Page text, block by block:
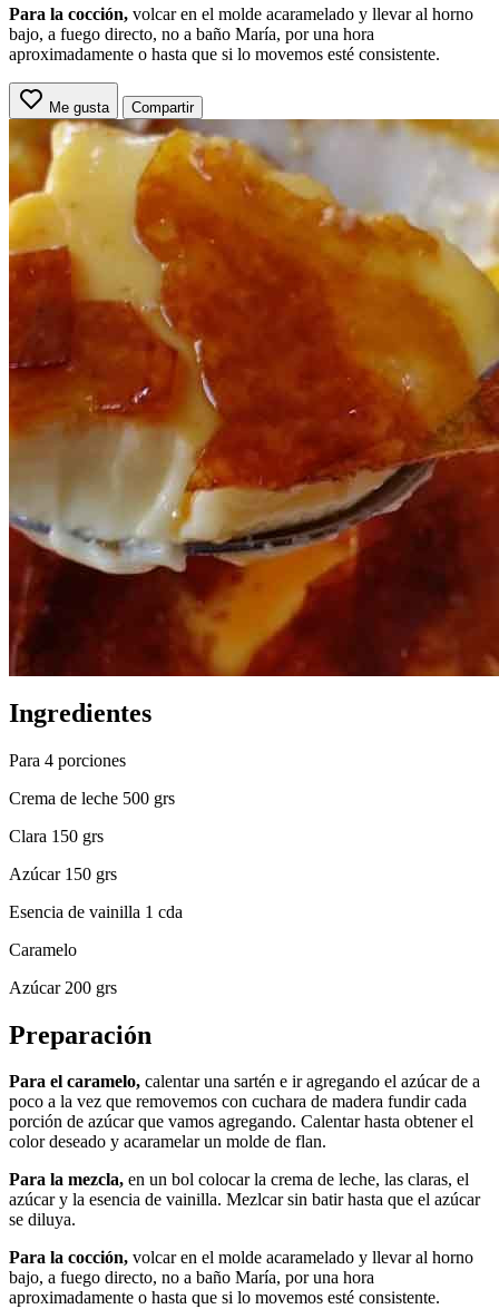
Para la cocción, volcar en el molde acaramelado y llevar al horno
bajo, a fuego directo, no a baño María, por una hora
aproximadamente o hasta que si lo movemos esté consistente.
Me gusta Compartir
Ingredientes
Para 4 porciones
Crema de leche 500 grs
Clara 150 grs
Azúcar 150 grs
Esencia de vainilla 1 cda
Caramelo
Azúcar 200 grs
Preparación
Para el caramelo, calentar una sartén e ir agregando el azúcar de a
poco a la vez que removemos con cuchara de madera fundir cada
porción de azúcar que vamos agregando. Calentar hasta obtener el
color deseado y acaramelar un molde de flan.
Para la mezcla, en un bol colocar la crema de leche, las claras, el
azúcar y la esencia de vainilla. Mezlcar sin batir hasta que el azúcar
se diluya.
Para la cocción, volcar en el molde acaramelado y llevar al horno
bajo, a fuego directo, no a baño María, por una hora
aproximadamente o hasta que si lo movemos esté consistente.